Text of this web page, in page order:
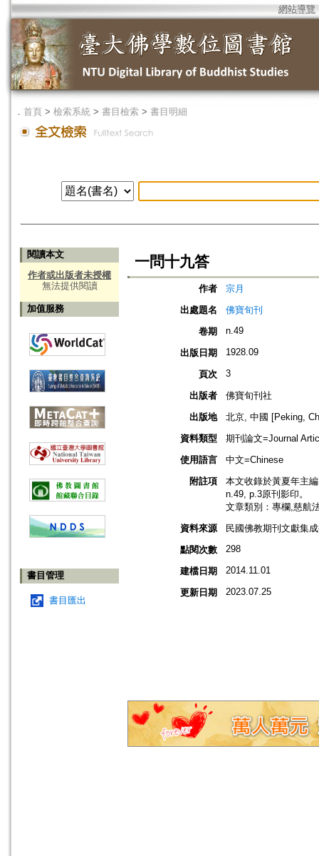
網站導覽
． 首頁 > 檢索系統 > 書目檢索 > 書目明細
閱讀本文
作者或出版者未授權
無法提供閱讀
加值服務
書目管理
書目匯出
一問十九答
作者
宗月
出處題名
佛寶旬刊
卷期
n.49
出版日期 1928.09
頁次 3
出版者
佛寶旬刊社
出版地
北京, 中國 [Peking,
資料類型
期刊論文=Journal
使用語言
中文=Chinese
附註項
本文收錄於黃夏年主
n.49, p.3原刊影印。
文章類別：專欄,慈航
資料來源
民國佛教期刊文獻集
點閱次數
298
建檔日期 2014.11.01
更新日期 2023.07.25